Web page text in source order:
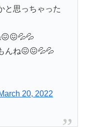
と思っちゃった
んね😖😖💦💦
20, 2022